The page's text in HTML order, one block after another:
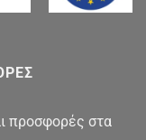
προσφορές στα